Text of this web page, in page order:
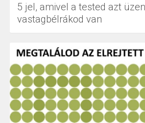
5 jel, amivel a tested azt
vastagbélrákod van